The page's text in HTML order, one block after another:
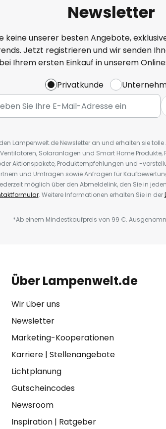
Newsletter
keine unserer besten Angebote,
Jetzt registrieren und wir senden
Ihrem ersten Einkauf in unserem
Privatkunde
Lampenwelt.de Newsletter an und erhalten sie
Solaranlagen und Smart Home
Aktionspakete, Produktempfehlungen und -
und Umfragen sowie Anfragen für
möglich über den Abmeldelink, den Sie in
. Weitere Informationen erhalten Sie in der
*Ab einem Mindestkaufpreis von 99 €.
Über Lampenwelt.de
Wir über uns
Newsletter
Marketing-Kooperationen
Karriere| Stellenangebote
Lichtplanung
Gutscheincodes
Newsroom
Inspiration| Ratgeber